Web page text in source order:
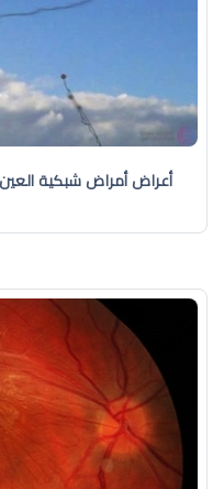
أعراض أمراض شبكية العين: